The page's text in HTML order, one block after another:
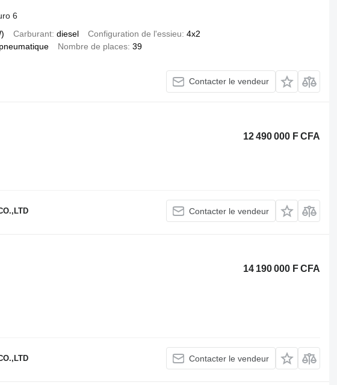
6
Carburant diesel Configuration de l'essieu 4x2
Nombre de places 39
Contacter le vendeur
12 490 000 F CFA
Contacter le vendeur
14 190 000 F CFA
Contacter le vendeur